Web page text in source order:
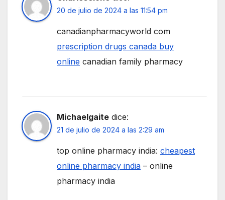
20 de julio de 2024 a las 11:54 pm
canadianpharmacyworld com
prescription drugs canada buy
online canadian family pharmacy
Michaelgaite dice:
21 de julio de 2024 a las 2:29 am
top online pharmacy india: cheapest
online pharmacy india – online
pharmacy india